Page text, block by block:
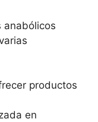
anabólicos
productos
en